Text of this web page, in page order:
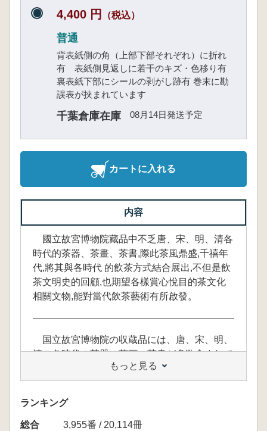
4,400 円 （税込）
普通
背表紙側の角（上部下部それぞれ）に折れ
有 表紙側見返しに若干のキズ・色移り有
裏表紙下部にシールの剥がし跡有 巻末に勘
誤表が挟まれています
千葉倉庫在庫 08月14日発送予定
カートに入れる
内容
國立故宮博物院藏品中不乏唐、宋、明、清各
時代的茶器、茶畫、茶書,際此茶風鼎盛,千禧年
代,將其與各時代 的飲茶方式結合展出,不但是飲
茶文明史的回顧,也期望各樣賞心悅目的茶文化
相關文物,能對當代飲茶藝術有所啟發。
国立故宮博物院の収蔵品には、唐、宋、明、
清の各時代の茶器、茶画、茶書が多数含まれて
おり、茶のブームが最高潮に達したこの時期
に、各時代の茶の飲み方と共に展示されていま
す。これにより、茶の文明史を振り返るだけで
ことができ、現代の茶芸術に対しても啓発を受
もっと見る
ランキング
総合
3,955番 / 20,114冊